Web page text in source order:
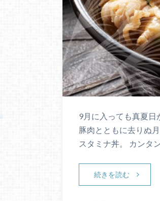
9月に入っても真夏日
豚肉とともに去りぬ
スタミナ丼。 カンタ
続きを読む